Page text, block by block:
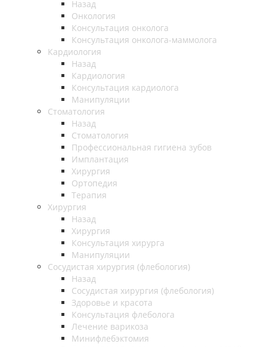
Назад
Онкология
Консультация онколога
Консультация онколога-маммолога
Кардиология
Назад
Кардиология
Консультация кардиолога
Манипуляции
Стоматология
Назад
Стоматология
Профессиональная гигиена зубов
Имплантация
Хирургия
Ортопедия
Терапия
Хирургия
Назад
Хирургия
Консультация хирурга
Манипуляции
Cосудистая хирургия (флебология)
Назад
Cосудистая хирургия (флебология)
Здоровье и красота
Консультация флеболога
Лечение варикоза
Минифлебэктомия